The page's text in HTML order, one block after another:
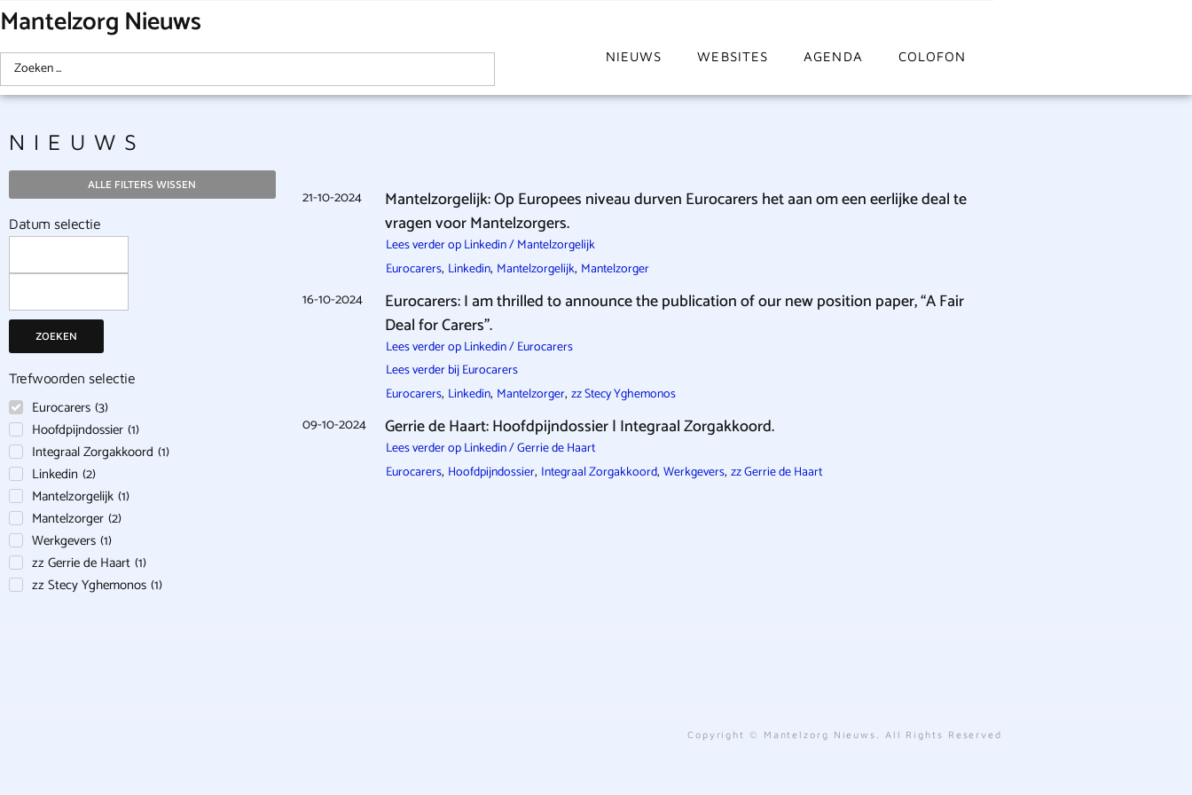
Mantelzorg Nieuws
NIEUWS WEBSITES AGENDA COLOFON
NIEUWS
ALLE FILTERS WISSEN
Datum selectie
ZOEKEN
Trefwoorden selectie
Eurocarers (3)
Hoofdpijndossier (1)
Integraal Zorgakkoord (1)
Linkedin (2)
Mantelzorgelijk (1)
Mantelzorger (2)
Werkgevers (1)
zz Gerrie de Haart (1)
zz Stecy Yghemonos (1)
21-10-2024
Mantelzorgelijk: Op Europees niveau durven Eurocarers het aan om een eerlijke deal te
vragen voor Mantelzorgers.
Lees verder op Linkedin / Mantelzorgelijk
Eurocarers, Linkedin, Mantelzorgelijk, Mantelzorger
16-10-2024
Eurocarers: I am thrilled to announce the publication of our new position paper, “A Fair
Deal for Carers”.
Lees verder op Linkedin / Eurocarers
Lees verder bij Eurocarers
Eurocarers, Linkedin, Mantelzorger, zz Stecy Yghemonos
09-10-2024 Gerrie de Haart: Hoofdpijndossier | Integraal Zorgakkoord.
Lees verder op Linkedin / Gerrie de Haart
Eurocarers, Hoofdpijndossier, Integraal Zorgakkoord, Werkgevers, zz Gerrie de Haart
Copyright © Mantelzorg Nieuws. All Rights Reserved